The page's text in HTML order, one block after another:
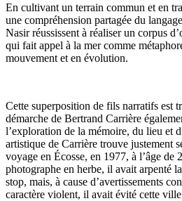
En cultivant un terrain commun et en
une compréhension partagée du
Nasir réussissent à réaliser un corpus
qui fait appel à la mer comme
mouvement et en évolution.
Cette superposition de fils narratifs est
démarche de Bertrand Carrière
l’exploration de la mémoire, du lieu et
artistique de Carrière trouve justement
voyage en Écosse, en 1977, à l’âge de
photographe en herbe, il avait arpenté
stop, mais, à cause d’avertissements
caractère violent, il avait évité cette